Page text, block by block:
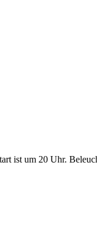
ist um 20 Uhr.